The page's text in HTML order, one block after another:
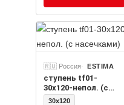
🇷🇺 Россия ESTIMA
ступень tf01-
30x120-непол. (с
насечками)
30x120